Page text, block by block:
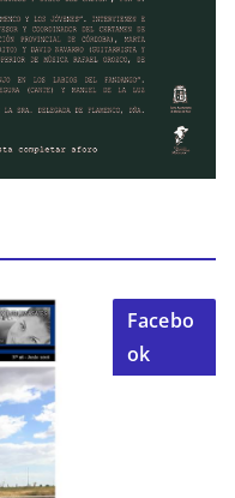
Facebo
ok